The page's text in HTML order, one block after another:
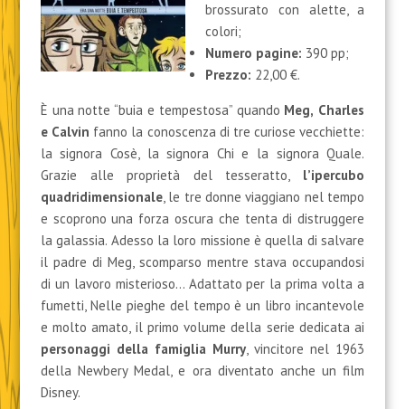
brossurato con alette, a
colori;
Numero pagine: 390 pp;
Prezzo: 22,00 €.
È una notte “buia e tempestosa” quando Meg, Charles
e Calvin fanno la conoscenza di tre curiose vecchiette:
la signora Cosè, la signora Chi e la signora Quale.
Grazie alle proprietà del tesseratto, l’ipercubo
quadridimensionale, le tre donne viaggiano nel tempo
e scoprono una forza oscura che tenta di distruggere
la galassia. Adesso la loro missione è quella di salvare
il padre di Meg, scomparso mentre stava occupandosi
di un lavoro misterioso… Adattato per la prima volta a
fumetti, Nelle pieghe del tempo è un libro incantevole
e molto amato, il primo volume della serie dedicata ai
personaggi della famiglia Murry, vincitore nel 1963
della Newbery Medal, e ora diventato anche un film
Disney.